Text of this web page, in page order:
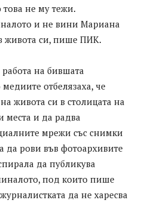
това не му тежи.
и не вини Мариана
живота си, пише ПИК.
на бившата
отбелязаха, че
живота си в столицата на
места и да радва
мрежи със снимки
да рови във фотоархивите
да публикува
под които пише
да не харесва